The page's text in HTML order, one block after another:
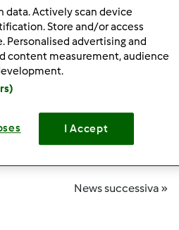
un po' diversi: biscotti
più?
forum/contest-biscotti-
News successiva »
data. Actively scan device
Store and/or access
Personalised advertising and
content measurement, audience
I Accept